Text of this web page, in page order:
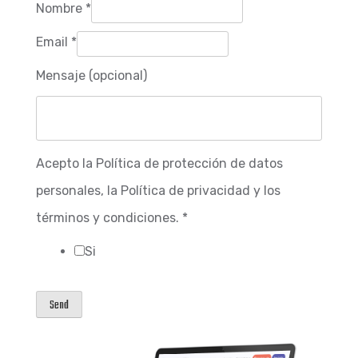
*
condiciones.
Nombre *
Email *
Mensaje (opcional)
Acepto la Política de protección de datos
personales, la Política de privacidad y los
términos y condiciones. *
Si
Send